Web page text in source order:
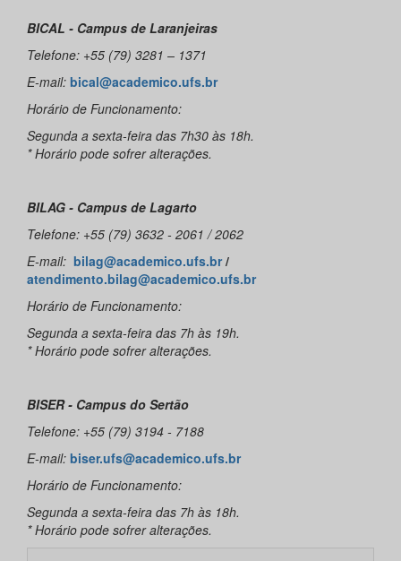
BICAL - Campus de Laranjeiras
Telefone: +55 (79) 3281 – 1371
E-mail: bical@academico.ufs.br
Horário de Funcionamento:
Segunda a sexta-feira das 7h30 às 18h.
* Horário pode sofrer alterações.
BILAG - Campus de Lagarto
Telefone: +55 (79) 3632 - 2061 / 2062
E-mail: bilag@academico.ufs.br/
atendimento.bilag@academico.ufs.br
Horário de Funcionamento:
Segunda a sexta-feira das 7h às 19h.
* Horário pode sofrer alterações.
BISER - Campus do Sertão
Telefone: +55 (79) 3194 - 7188
E-mail: biser.ufs@academico.ufs.br
Horário de Funcionamento:
Segunda a sexta-feira das 7h às 18h.
* Horário pode sofrer alterações.